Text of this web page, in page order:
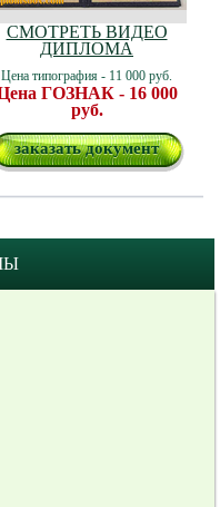
СМОТРЕТЬ ВИДЕО
ДИПЛОМА
Цена типография - 11 000 руб.
ГОЗНАК - 16 000
руб.
заказать документ